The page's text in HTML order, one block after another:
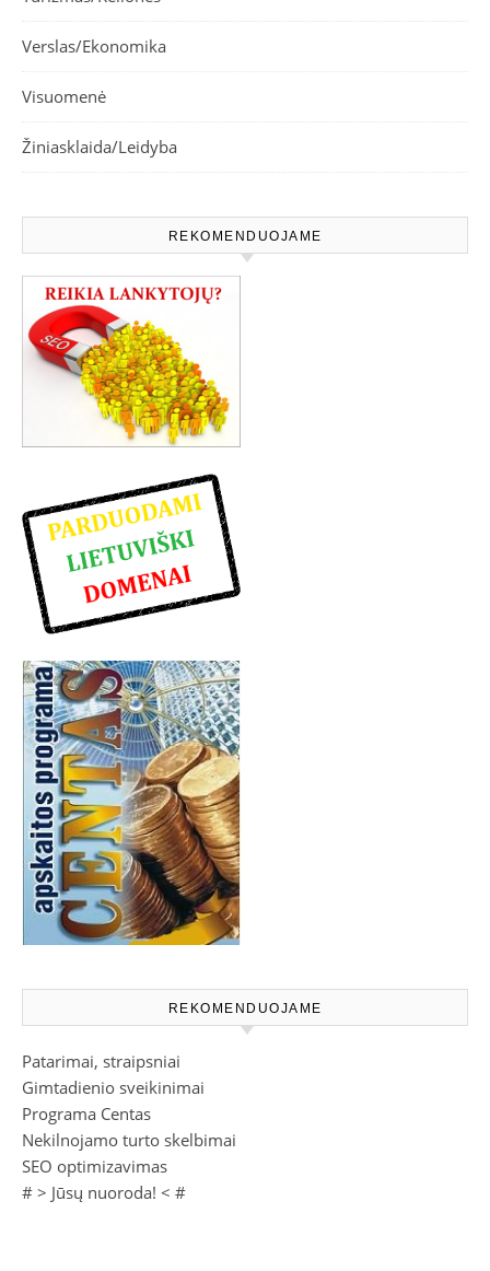
Verslas/Ekonomika
Visuomenė
Žiniasklaida/Leidyba
REKOMENDUOJAME
REKOMENDUOJAME
Patarimai, straipsniai
Gimtadienio sveikinimai
Programa Centas
Nekilnojamo turto skelbimai
SEO optimizavimas
# > Jūsų nuoroda! < #